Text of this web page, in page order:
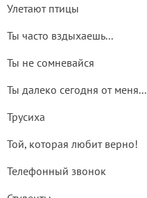
Улетают птицы
Ты часто вздыхаешь...
Ты не сомневайся
Ты далеко сегодня от меня...
Трусиха
Той, которая любит верно!
Телефонный звонок